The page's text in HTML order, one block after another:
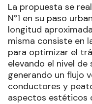
La propuesta se
N°1 en su paso
longitud
misma consiste en
para optimizar el
elevando el nivel
generando un flujo
conductores y
aspectos estéticos